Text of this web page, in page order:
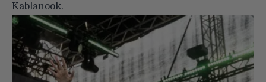
Kablanook.